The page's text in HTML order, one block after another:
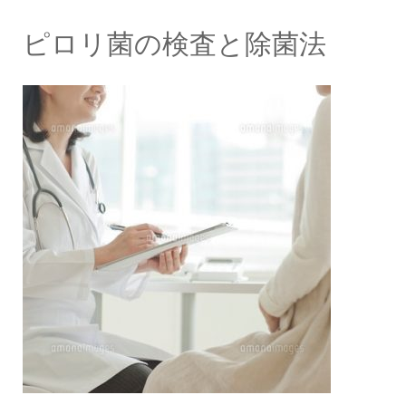
ピロリ菌の検査と除菌法